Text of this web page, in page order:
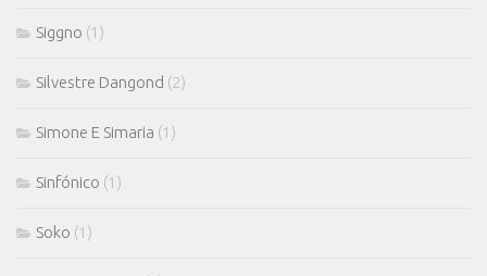
Siggno (1)
Silvestre Dangond (2)
Simone E Simaria (1)
Sinfónico (1)
Soko (1)